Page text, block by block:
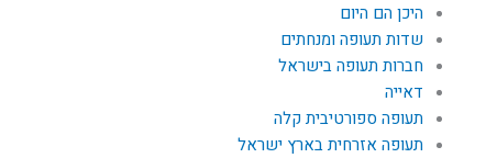
היכן הם היום
שדות תעופה ומנחתים
חברות תעופה בישראל
דאייה
תעופה ספורטיבית קלה
תעופה אזרחית בארץ ישראל